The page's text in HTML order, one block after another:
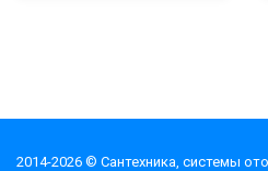
2014-2026 © Cантехника, системы